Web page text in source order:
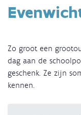
Zo groot een
dag aan de
geschenk. Ze zijn
kennen.